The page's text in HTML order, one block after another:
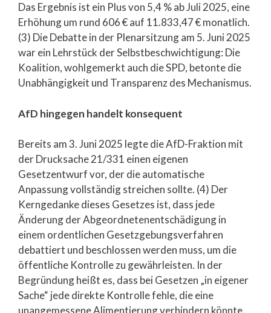
Das Ergebnis ist ein Plus von 5,4 % ab Juli 2025, eine
Erhöhung um rund 606 € auf 11.833,47 € monatlich.
(3) Die Debatte in der Plenarsitzung am 5. Juni 2025
war ein Lehrstück der Selbstbeschwichtigung: Die
Koalition, wohlgemerkt auch die SPD, betonte die
Unabhängigkeit und Transparenz des Mechanismus.
AfD hingegen handelt konsequent
Bereits am 3. Juni 2025 legte die AfD-Fraktion mit
der Drucksache 21/331 einen eigenen
Gesetzentwurf vor, der die automatische
Anpassung vollständig streichen sollte. (4) Der
Kerngedanke dieses Gesetzes ist, dass jede
Änderung der Abgeordnetenentschädigung in
einem ordentlichen Gesetzgebungsverfahren
debattiert und beschlossen werden muss, um die
öffentliche Kontrolle zu gewährleisten. In der
Begründung heißt es, dass bei Gesetzen „in eigener
Sache“ jede direkte Kontrolle fehle, die eine
unangemessene Alimentierung verhindern könnte.